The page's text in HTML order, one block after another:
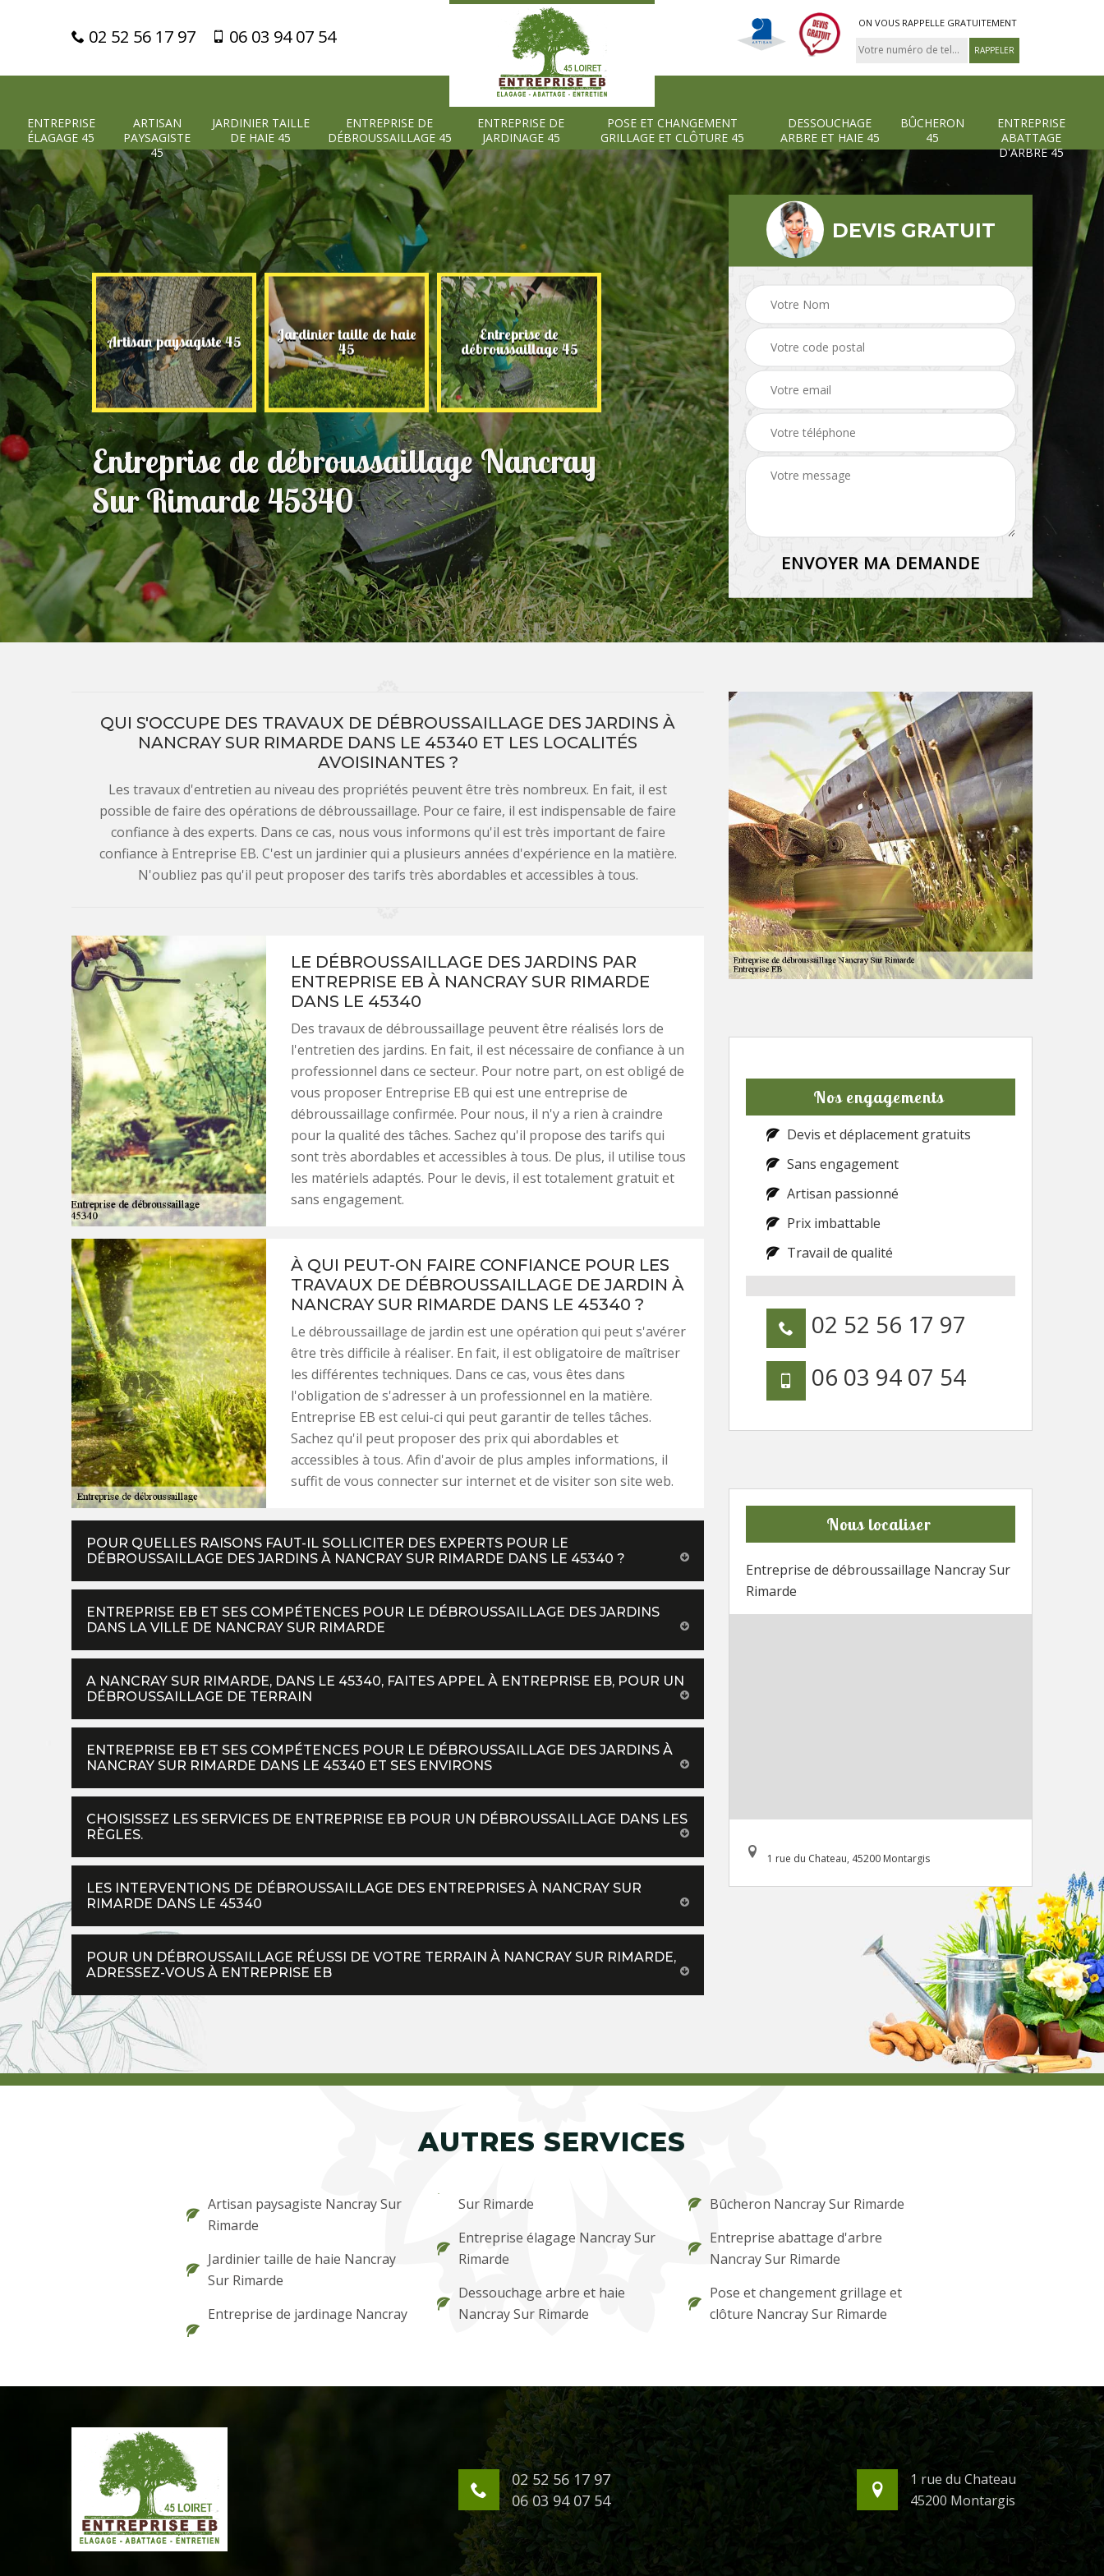
02 52 56 17 97 06 03 94 07 54
ON VOUS RAPPELLE GRATUITEMENT
ENTREPRISE
ÉLAGAGE 45
ARTISAN
PAYSAGISTE
45
JARDINIER TAILLE
DE HAIE 45
ENTREPRISE DE
DÉBROUSSAILLAGE 45
ENTREPRISE DE
JARDINAGE 45
POSE ET CHANGEMENT
GRILLAGE ET CLÔTURE 45
DESSOUCHAGE
ARBRE ET HAIE 45
BÛCHERON
45
ENTREPRISE
ABATTAGE
D'ARBRE 45
45 Artisan paysagiste 45 Jardinier taille de haie
45
Entreprise de
débroussaillage 45
Entreprise de
jardinage 45
Pose et changement
grillage et clôture 45
Dessouchage arbre et
haie 45
Entreprise de débroussaillage Nancray
Sur Rimarde 45340
DEVIS GRATUIT
QUI S'OCCUPE DES TRAVAUX DE DÉBROUSSAILLAGE DES JARDINS À
NANCRAY SUR RIMARDE DANS LE 45340 ET LES LOCALITÉS
AVOISINANTES ?
Les travaux d'entretien au niveau des propriétés peuvent être très nombreux. En fait, il est
possible de faire des opérations de débroussaillage. Pour ce faire, il est indispensable de faire
confiance à des experts. Dans ce cas, nous vous informons qu'il est très important de faire
confiance à Entreprise EB. C'est un jardinier qui a plusieurs années d'expérience en la matière.
N'oubliez pas qu'il peut proposer des tarifs très abordables et accessibles à tous.
LE DÉBROUSSAILLAGE DES JARDINS PAR
ENTREPRISE EB À NANCRAY SUR RIMARDE
DANS LE 45340
Des travaux de débroussaillage peuvent être réalisés lors de
l'entretien des jardins. En fait, il est nécessaire de confiance à un
professionnel dans ce secteur. Pour notre part, on est obligé de
vous proposer Entreprise EB qui est une entreprise de
débroussaillage confirmée. Pour nous, il n'y a rien à craindre
pour la qualité des tâches. Sachez qu'il propose des tarifs qui
sont très abordables et accessibles à tous. De plus, il utilise tous
les matériels adaptés. Pour le devis, il est totalement gratuit et
sans engagement.
À QUI PEUT-ON FAIRE CONFIANCE POUR LES
TRAVAUX DE DÉBROUSSAILLAGE DE JARDIN À
NANCRAY SUR RIMARDE DANS LE 45340 ?
Le débroussaillage de jardin est une opération qui peut s'avérer
être très difficile à réaliser. En fait, il est obligatoire de maîtriser
les différentes techniques. Dans ce cas, vous êtes dans
l'obligation de s'adresser à un professionnel en la matière.
Entreprise EB est celui-ci qui peut garantir de telles tâches.
Sachez qu'il peut proposer des prix qui abordables et
accessibles à tous. Afin d'avoir de plus amples informations, il
suffit de vous connecter sur internet et de visiter son site web.
POUR QUELLES RAISONS FAUT-IL SOLLICITER DES EXPERTS POUR LE
DÉBROUSSAILLAGE DES JARDINS À NANCRAY SUR RIMARDE DANS LE 45340 ?
ENTREPRISE EB ET SES COMPÉTENCES POUR LE DÉBROUSSAILLAGE DES JARDINS
DANS LA VILLE DE NANCRAY SUR RIMARDE
A NANCRAY SUR RIMARDE, DANS LE 45340, FAITES APPEL À ENTREPRISE EB, POUR UN
DÉBROUSSAILLAGE DE TERRAIN
ENTREPRISE EB ET SES COMPÉTENCES POUR LE DÉBROUSSAILLAGE DES JARDINS À
NANCRAY SUR RIMARDE DANS LE 45340 ET SES ENVIRONS
CHOISISSEZ LES SERVICES DE ENTREPRISE EB POUR UN DÉBROUSSAILLAGE DANS LES
RÈGLES.
LES INTERVENTIONS DE DÉBROUSSAILLAGE DES ENTREPRISES À NANCRAY SUR
RIMARDE DANS LE 45340
POUR UN DÉBROUSSAILLAGE RÉUSSI DE VOTRE TERRAIN À NANCRAY SUR RIMARDE,
ADRESSEZ-VOUS À ENTREPRISE EB
Nos engagements
Devis et déplacement gratuits
Sans engagement
Artisan passionné
Prix imbattable
Travail de qualité
02 52 56 17 97
06 03 94 07 54
Nous localiser
Entreprise de débroussaillage Nancray Sur
Rimarde
1 rue du Chateau, 45200 Montargis
AUTRES SERVICES
Artisan paysagiste Nancray Sur
Rimarde
Jardinier taille de haie Nancray
Sur Rimarde
Entreprise de jardinage Nancray
Sur Rimarde
Entreprise élagage Nancray Sur
Rimarde
Dessouchage arbre et haie
Nancray Sur Rimarde
Bûcheron Nancray Sur Rimarde
Entreprise abattage d'arbre
Nancray Sur Rimarde
Pose et changement grillage et
clôture Nancray Sur Rimarde
02 52 56 17 97
06 03 94 07 54
1 rue du Chateau
45200 Montargis